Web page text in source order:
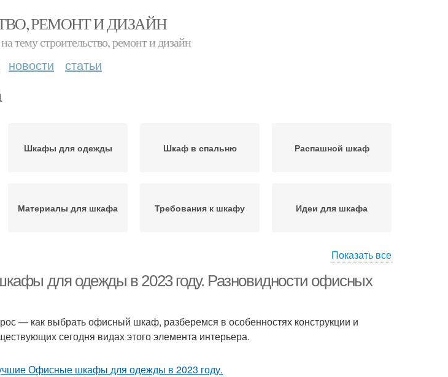
РЕМОНТ И ДИЗАЙН
тему строительство, ремонт и дизайн
новости статьи
Шкафы для одежды Шкаф в спальню Распашной шкаф
Материалы для шкафа Требования к шкафу Идеи для шкафа
Показать все
для одежды в 2023 году. Разновидности офисных
— как выбрать офисный шкаф, разберемся в особенностях конструкции и
сегодня видах этого элемента интерьера.